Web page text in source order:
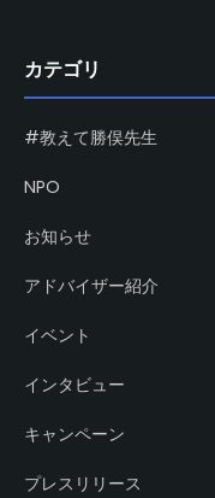
カテゴリ
#教えて勝俣先生
NPO
お知らせ
アドバイザー紹介
イベント
インタビュー
キャンペーン
プレスリリース